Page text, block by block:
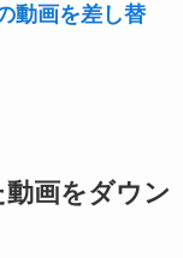
動画を差し替
画をダウン